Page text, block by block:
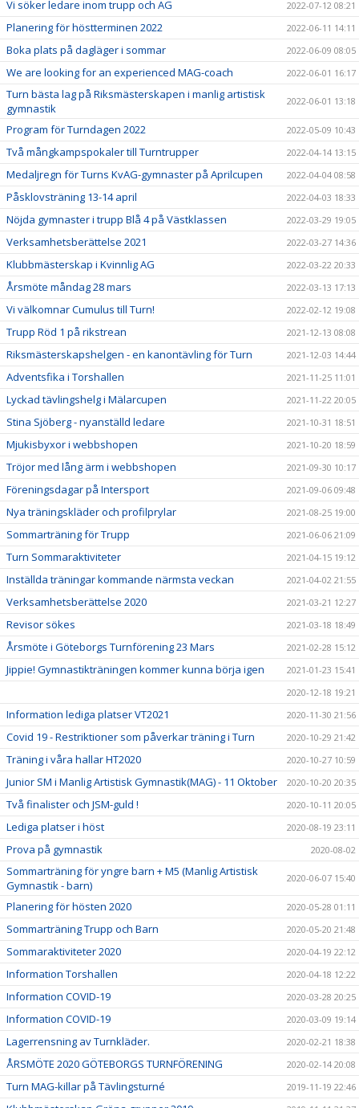
Vi söker ledare inom trupp och AG 2022-07-12 08:21
Planering för höstterminen 2022 2022-06-11 14:11
Boka plats på dagläger i sommar 2022-06-09 08:05
We are looking for an experienced MAG-coach 2022-06-01 16:17
Turn bästa lag på Riksmästerskapen i manlig artistisk
gymnastik
2022-06-01 13:18
Program för Turndagen 2022 2022-05-09 10:43
Två mångkampspokaler till Turntrupper 2022-04-14 13:15
Medaljregn för Turns KvAG-gymnaster på Aprilcupen 2022-04-04 08:58
Påsklovsträning 13-14 april 2022-04-03 18:33
Nöjda gymnaster i trupp Blå 4 på Västklassen 2022-03-29 19:05
Verksamhetsberättelse 2021 2022-03-27 14:36
Klubbmästerskap i Kvinnlig AG 2022-03-22 20:33
Årsmöte måndag 28 mars 2022-03-13 17:13
Vi välkomnar Cumulus till Turn! 2022-02-12 19:08
Trupp Röd 1 på rikstrean 2021-12-13 08:08
Riksmästerskapshelgen - en kanontävling för Turn 2021-12-03 14:44
Adventsfika i Torshallen 2021-11-25 11:01
Lyckad tävlingshelg i Mälarcupen 2021-11-22 20:05
Stina Sjöberg - nyanställd ledare 2021-10-31 18:51
Mjukisbyxor i webbshopen 2021-10-20 18:59
Tröjor med lång ärm i webbshopen 2021-09-30 10:17
Föreningsdagar på Intersport 2021-09-06 09:48
Nya träningskläder och profilprylar 2021-08-25 19:00
Sommarträning för Trupp 2021-06-06 21:09
Turn Sommaraktiviteter 2021-04-15 19:12
Inställda träningar kommande närmsta veckan 2021-04-02 21:55
Verksamhetsberättelse 2020 2021-03-21 12:27
Revisor sökes 2021-03-18 18:49
Årsmöte i Göteborgs Turnförening 23 Mars 2021-02-28 15:12
Jippie! Gymnastikträningen kommer kunna börja igen
2021-01-23 15:41
2020-12-18 19:21
Information lediga platser VT2021 2020-11-30 21:56
Covid 19 - Restriktioner som påverkar träning i Turn 2020-10-29 21:42
Träning i våra hallar HT2020 2020-10-27 10:59
Junior SM i Manlig Artistisk Gymnastik(MAG) - 11 Oktober 2020-10-20 20:35
Två finalister och JSM-guld ! 2020-10-11 20:05
Lediga platser i höst 2020-08-19 23:11
Prova på gymnastik 2020-08-02
Sommarträning för yngre barn + M5 (Manlig Artistisk
Gymnastik - barn)
2020-06-07 15:40
Planering för hösten 2020 2020-05-28 01:11
Sommarträning Trupp och Barn 2020-05-20 21:48
Sommaraktiviteter 2020 2020-04-19 22:12
Information Torshallen 2020-04-18 12:22
Information COVID-19 2020-03-28 20:25
Information COVID-19 2020-03-09 19:14
Lagerrensning av Turnkläder. 2020-02-21 18:38
ÅRSMÖTE 2020 GÖTEBORGS TURNFÖRENING 2020-02-14 20:08
Turn MAG-killar på Tävlingsturné 2019-11-19 22:46